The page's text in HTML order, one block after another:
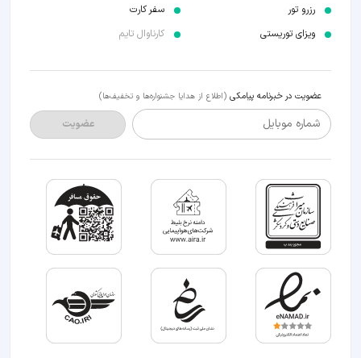
رزرو تور
ویزای توریستی
سفر کارت
کارناوال تایم
عضویت در خبرنامه پیامکی (اطلاع از هدایا جشنواره‌ها و تخفیف‌ها)
شماره موبایل عضویت